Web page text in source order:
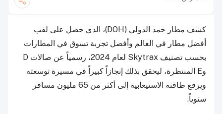
كشف مطار حمد الدولي (DOH)، الذي حصل على لقب
أفضل مطار في العالم وأفضل تجربة تسوق في المطارات
بحسب تصنيف Skytrax لعام 2024، رسمياً عن صالات D
وE المنتظرة، ليحقق بذلك إنجازاً كبيراً في مسيرة توسعته
ويرفع طاقته الاستيعابية إلى أكثر من 65 مليون مسافر
سنوياً.